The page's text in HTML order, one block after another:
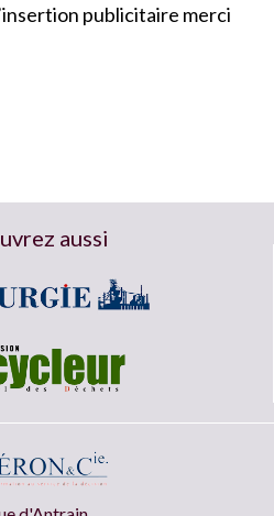
publicitaire merci
aussi